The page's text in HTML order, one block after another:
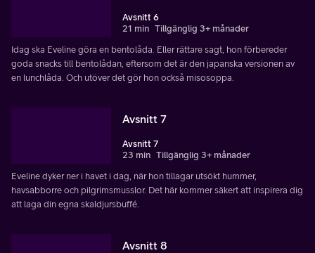
Avsnitt 6
21 min Tillgänglig 3+ månader
Idag ska Eveline göra en bentolåda. Eller rättare sagt, hon förbereder
goda snacks till bentolådan, eftersom det är den japanska versionen av
en lunchlåda. Och utöver det gör hon också misosoppa.
Avsnitt 7
Avsnitt 7
23 min Tillgänglig 3+ månader
Eveline dyker ner i havet i dag, när hon tillagar utsökt hummer,
havsabborre och pilgrimsmusslor. Det här kommer säkert att inspirera dig
att laga din egna skaldjursbuffé.
Avsnitt 8